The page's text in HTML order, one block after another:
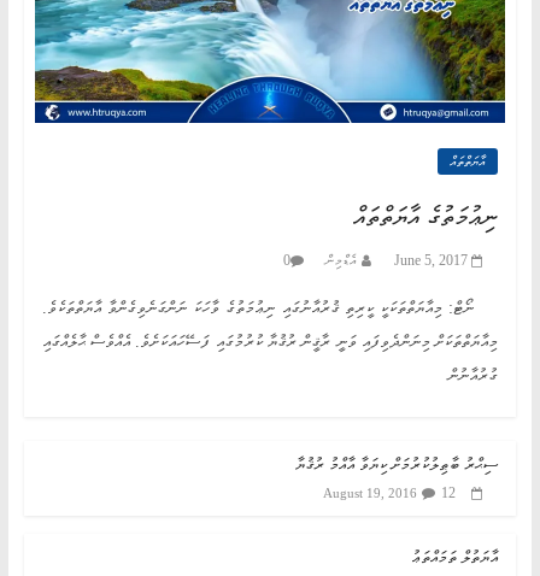
އާޔަތްތައް
ނިޢުމަތުގެ އާޔަތްތައް
June 5, 2017 އެޑްމިން 0
ނޯޓް: މިއާޔަތްތަކަކީ ކީރިތި ޤުރުއާނުގައި ނިޢުމަތުގެ ވާހަކަ ނަންގަނެވިގެންވާ އާޔަތްތަކެވެ.
މިއާޔަތްތަކަށް މިނަންދެވިފައި ވަނީ ރާޤީން ރުޤުޔާ ކުރުމުގައި ފަސޭހައަކަށެވެ. އެއްވެސް ޙާލެއްގައި
ގުރުއާނުން
ސިޙްރު ބާޠިލުކުރުމަށް ކިޔަވާ އާއްމު ރުޤުޔާ
August 19, 2016 12
އާޔަތުލް ތަމައްތަޢު